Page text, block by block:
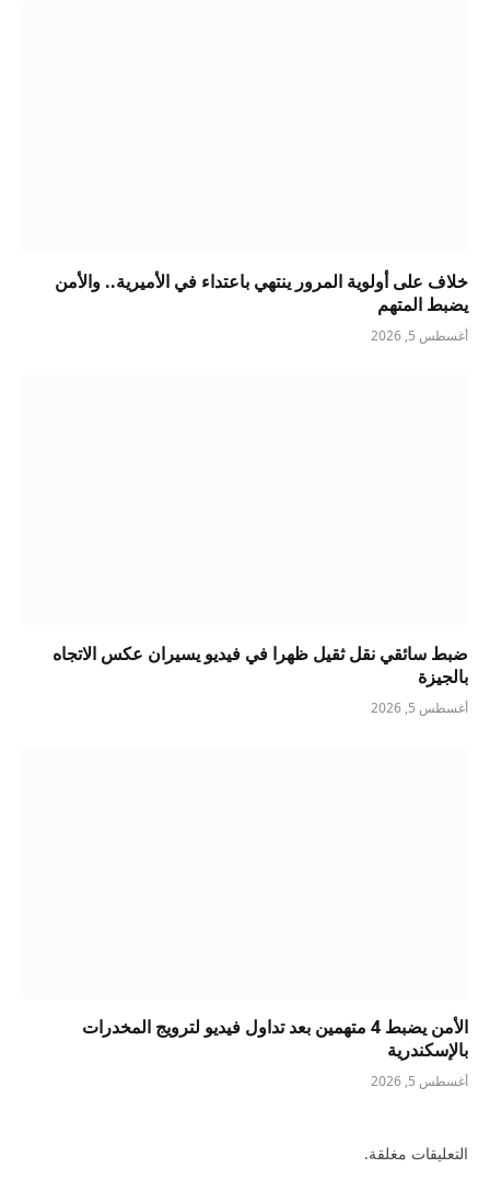
خلاف على أولوية المرور ينتهي باعتداء في الأميرية.. والأمن
يضبط المتهم
أغسطس 5, 2026
ضبط سائقي نقل ثقيل ظهرا في فيديو يسيران عكس الاتجاه
بالجيزة
أغسطس 5, 2026
الأمن يضبط 4 متهمين بعد تداول فيديو لترويج المخدرات
بالإسكندرية
أغسطس 5, 2026
التعليقات مغلقة.